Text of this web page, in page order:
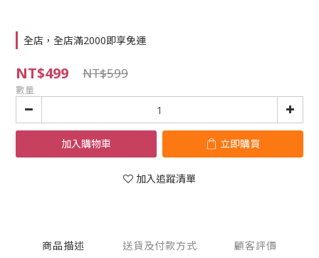
全店，全店滿2000即享免運
NT$499 NT$599
數量
加入購物車 立即購買
加入追蹤清單
商品描述 送貨及付款方式 顧客評價